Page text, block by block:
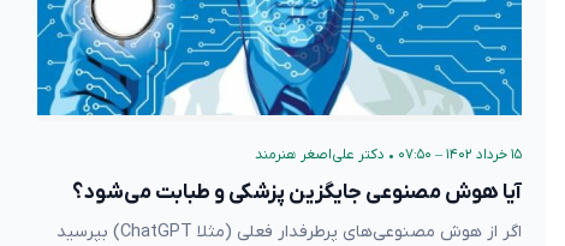
۱۵ خرداد ۱۴۰۲ – ۰۷:۵۰ • دکتر علی‌اصغر هنرمند
آیا هوش مصنوعی جایگزین پزشکی و طبابت می‌شود؟
اگر از هوش مصنوعی‌های پرطرفدار فعلی (مثلا ChatGPT) بپرسید